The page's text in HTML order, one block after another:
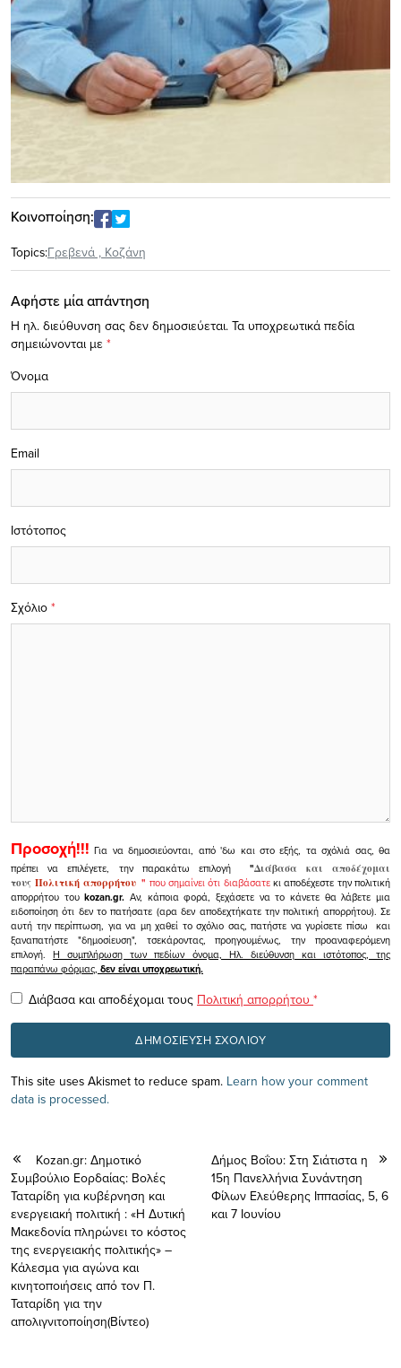
Κοινοποίηση:
Topics:Γρεβενά , Κοζάνη
Αφήστε μία απάντηση
Η ηλ. διεύθυνση σας δεν δημοσιεύεται. Τα υποχρεωτικά πεδία
σημειώνονται με *
Σχόλιο *
Όνομα
Email
Ιστότοπος
Προσοχή!!! Για να δημοσιεύονται, από 'δω και στο εξής, τα σχόλιά σας, θα
πρέπει να επιλέγετε, την παρακάτω επιλογή
"Διάβασα και αποδέχομαι
τουςΠολιτική απορρήτου" που σημαίνει ότι διαβάσατεκι αποδέχεστε την πολιτική
απορρήτου τουkozan.gr. Αν, κάποια φορά, ξεχάσετε να το κάνετε θα λάβετε μια
ειδοποίηση ότι δεν το πατήσατε (αρα δεν αποδεχτήκατε την πολιτική απορρήτου). Σε
αυτή την περίπτωση, για να μη χαθεί το σχόλιο σας, πατήστε να γυρίσετε πίσω και
ξαναπατήστε "δημοσίευση", τσεκάροντας, προηγουμένως, την προαναφερόμενη
επιλογή.Η συμπλήρωση των πεδίων όνομα, Ηλ. διεύθυνση και ιστότοπος, της
παραπάνω φόρμας, δεν είναι υποχρεωτική.
Διάβασα και αποδέχομαι τους Πολιτική απορρήτου *
This site uses Akismet to reduce spam. Learn how your comment
data is processed.
Kozan.gr: Δημοτικό
Συμβούλιο Εορδαίας: Βολές
Ταταρίδη για κυβέρνηση και
ενεργειακή πολιτική : «Η Δυτική
Μακεδονία πληρώνει το κόστος
της ενεργειακής πολιτικής» –
Κάλεσμα για αγώνα και
κινητοποιήσεις από τον Π.
Ταταρίδη για την
απολιγνιτοποίηση(Βίντεο)
Δήμος Βοΐου: Στη Σιάτιστα η
15η Πανελλήνια Συνάντηση
Φίλων Ελεύθερης Ιππασίας, 5, 6
και 7 Ιουνίου